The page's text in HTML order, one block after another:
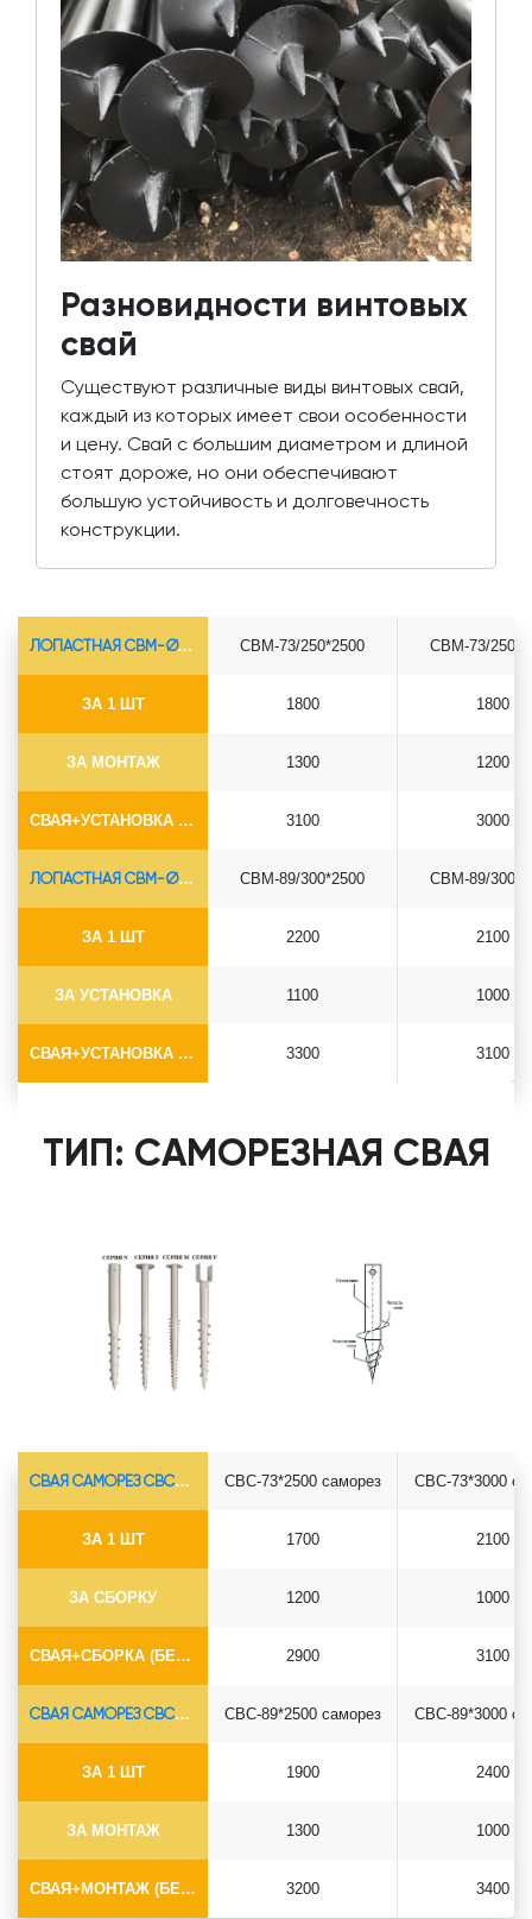
Разновидности винтовых
свай
Существуют различные виды винтовых свай,
каждый из которых имеет свои особенности
и цену. Свай с большим диаметром и длиной
стоят дороже, но они обеспечивают
большую устойчивость и долговечность
конструкции.
ЛОПАСТНАЯ СВМ-Ø73*5.5
ЗА 1 ШТ
ЗА МОНТАЖ
СВАЯ+УСТАНОВКА (БЕЗ ОГОЛОВКА)
СВМ-73/250*2500
1800
1300
3100
СВМ-73/
1800
1200
3000
ЛОПАСТНАЯ СВМ-Ø89*6.5
ЗА 1 ШТ
ЗА УСТАНОВКА
СВАЯ+УСТАНОВКА (БЕЗ ОГОЛОВКА)
СВМ-89/300*2500
2200
1100
3300
СВМ-89/
2100
1000
3100
ТИП: САМОРЕЗНАЯ СВАЯ
СВАЯ САМОРЕЗ СВС-Ø73*5.5
ЗА 1 ШТ
ЗА СБОРКУ
СВАЯ+СБОРКА (БЕЗ ОГОЛОВКА)
СВС-73*2500 саморез
1700
1200
2900
СВС-73*3000
2100
1000
3100
СВАЯ САМОРЕЗ СВС-Ø89*6.5
ЗА 1 ШТ
ЗА МОНТАЖ
СВАЯ+МОНТАЖ (БЕЗ ОГОЛОВКА)
СВС-89*2500 саморез
1900
1300
3200
СВС-89*3000
2400
1000
3400